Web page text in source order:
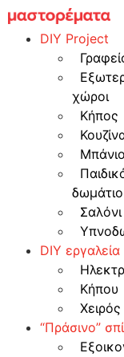
Skip
to
content
DIY Project
χώροι
Κήπος
Μπάνιο
δωμάτιο
Σαλόνι
DIY εργαλεία
Κήπου
Χειρός
“Πράσινο”